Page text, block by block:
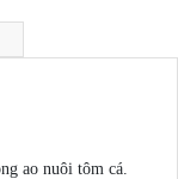
ao nuôi tôm cá.